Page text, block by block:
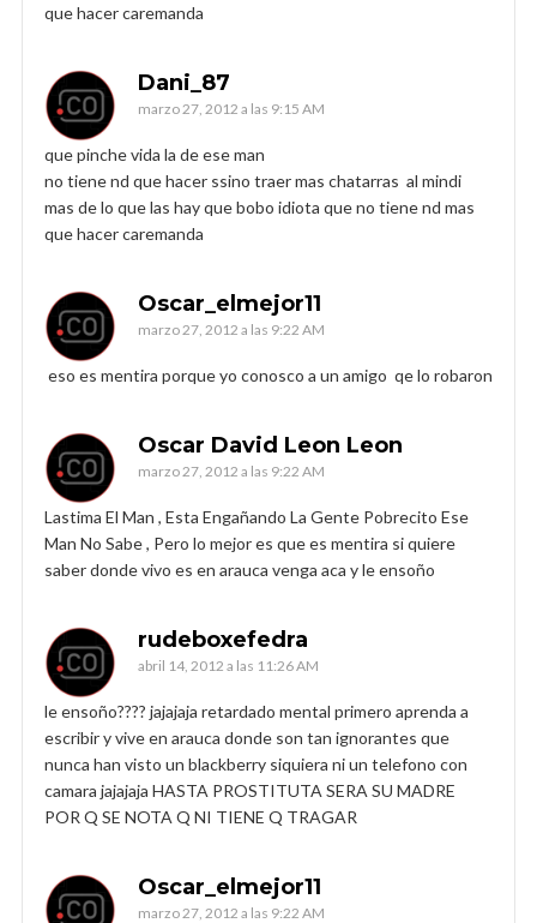
que hacer caremanda
Dani_87
marzo 27, 2012 a las 9:15 AM
que pinche vida la de ese man
no tiene nd que hacer ssino traer mas chatarras al mindi
mas de lo que las hay que bobo idiota que no tiene nd mas
que hacer caremanda
Oscar_elmejor11
marzo 27, 2012 a las 9:22 AM
eso es mentira porque yo conosco a un amigo qe lo robaron
Oscar David Leon Leon
marzo 27, 2012 a las 9:22 AM
Lastima El Man , Esta Engañando La Gente Pobrecito Ese
Man No Sabe , Pero lo mejor es que es mentira si quiere
saber donde vivo es en arauca venga aca y le ensoño
rudeboxefedra
abril 14, 2012 a las 11:26 AM
le ensoño???? jajajaja retardado mental primero aprenda a
escribir y vive en arauca donde son tan ignorantes que
nunca han visto un blackberry siquiera ni un telefono con
camara jajajaja HASTA PROSTITUTA SERA SU MADRE
POR Q SE NOTA Q NI TIENE Q TRAGAR
Oscar_elmejor11
marzo 27, 2012 a las 9:22 AM